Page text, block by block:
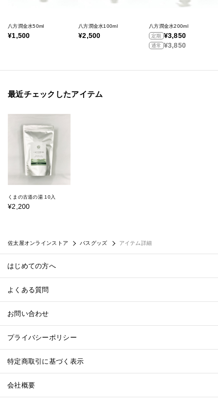
佐太屋オンラインストア バスグッズ アイテム詳細
八方潤金水50ml
¥1,500
八方潤金水100ml
¥2,500
八方潤金水200ml
定期 ¥3,850
通常 ¥3,850
最近チェックしたアイテム
くまの古道の湯 10入
¥2,200
はじめての方へ
よくある質問
お問い合わせ
プライバシーポリシー
特定商取引に基づく表示
会社概要